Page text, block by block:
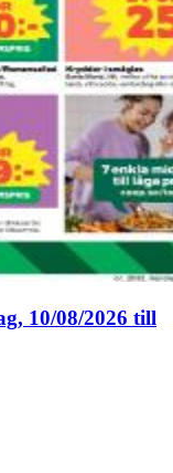
10/08/2026 till